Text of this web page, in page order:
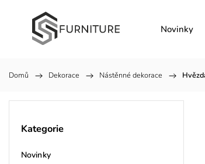
Novinky
Domů / Dekorace / Nástěnné dekorace /
Kategorie
Novinky